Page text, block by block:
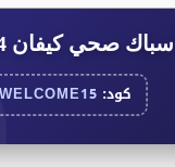
سباك صحي كيفان 24 ساعة
كود: WELCOME15